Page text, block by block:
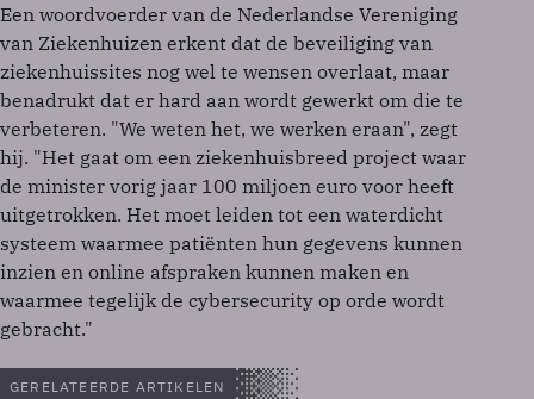
Een woordvoerder van de Nederlandse Vereniging
van Ziekenhuizen erkent dat de beveiliging van
ziekenhuissites nog wel te wensen overlaat, maar
benadrukt dat er hard aan wordt gewerkt om die te
verbeteren. "We weten het, we werken eraan", zegt
hij. "Het gaat om een ziekenhuisbreed project waar
de minister vorig jaar 100 miljoen euro voor heeft
uitgetrokken. Het moet leiden tot een waterdicht
systeem waarmee patiënten hun gegevens kunnen
inzien en online afspraken kunnen maken en
waarmee tegelijk de cybersecurity op orde wordt
gebracht."
GERELATEERDE ARTIKELEN